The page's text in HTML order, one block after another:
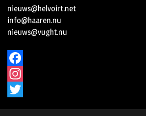
nieuws@helvoirt.net
info@haaren.nu
nieuws@vught.nu
Facebook
Instagram